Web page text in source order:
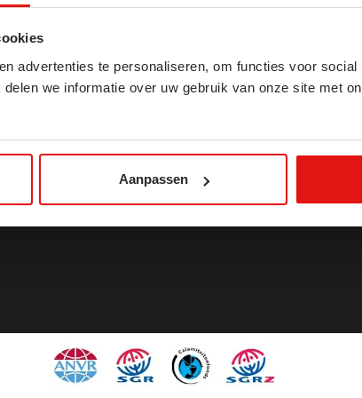
advertenties te personaliseren, om functies voor
we informatie over uw gebruik van onze site met
Aanpassen
Overzicht eilanden Japan
Kyushu
Shikoku